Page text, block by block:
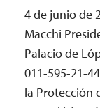
4 de junio de
Macchi
Palacio de
011-595-21-
la Protección